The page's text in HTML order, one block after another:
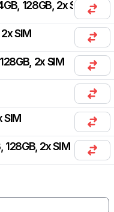
128GB, 2x SIM
SIM
2x SIM
SIM
128GB, 2x SIM